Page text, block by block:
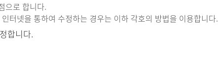
으로 합니다.
터넷을 통하여 수정하는 경우는 이하 각호의 방법을 이용합니다.
합니다.